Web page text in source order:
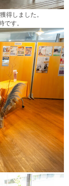
得しました。
す。